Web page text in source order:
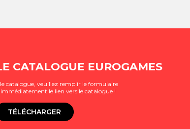
CATALOGUE EUROGAMES
catalogue, veuillez remplir le formulaire
le lien vers le catalogue !
TÉLÉCHARGER